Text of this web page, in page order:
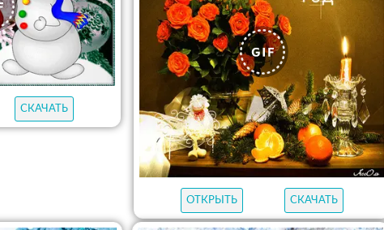
СКАЧАТЬ
ОТКРЫТЬ СКАЧАТЬ